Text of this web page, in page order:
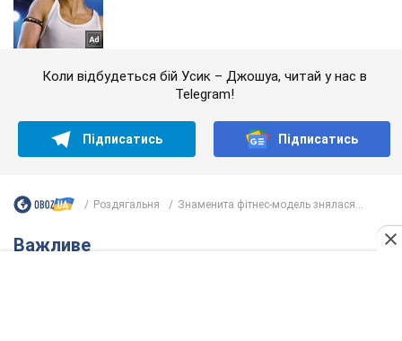
Коли відбудеться бій Усик – Джошуа, читай у нас в
Telegram!
Підписатись Підписатись
Роздягальня Знаменита фітнес-модель знялася...
Важливе